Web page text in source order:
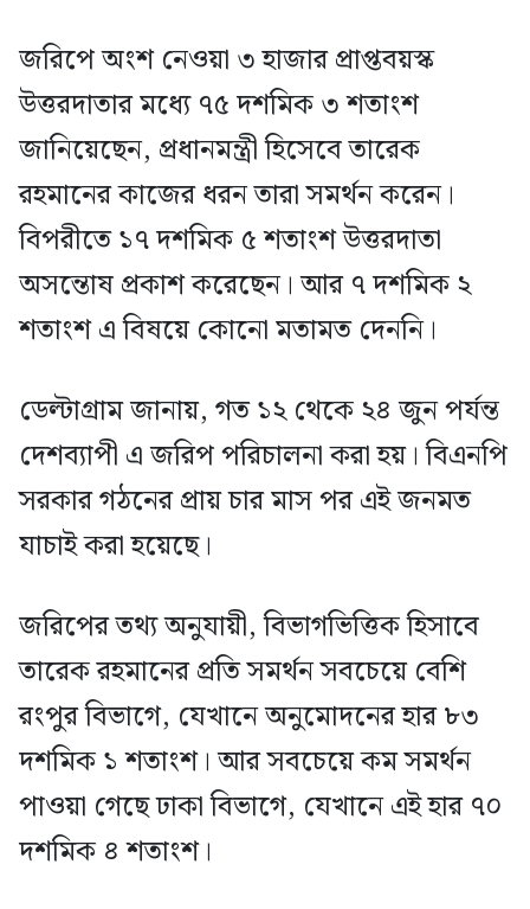
জরিপে অংশ নেওয়া ৩ হাজার প্রাপ্তবয়স্ক
উত্তরদাতার মধ্যে ৭৫ দশমিক ৩ শতাংশ
জানিয়েছেন, প্রধানমন্ত্রী হিসেবে তারেক
রহমানের কাজের ধরন তারা সমর্থন করেন।
বিপরীতে ১৭ দশমিক ৫ শতাংশ উত্তরদাতা
অসন্তোষ প্রকাশ করেছেন। আর ৭ দশমিক ২
শতাংশ এ বিষয়ে কোনো মতামত দেননি।
ডেল্টাগ্রাম জানায়, গত ১২ থেকে ২৪ জুন পর্যন্ত
দেশব্যাপী এ জরিপ পরিচালনা করা হয়। বিএনপি
সরকার গঠনের প্রায় চার মাস পর এই জনমত
যাচাই করা হয়েছে।
জরিপের তথ্য অনুযায়ী, বিভাগভিত্তিক হিসাবে
তারেক রহমানের প্রতি সমর্থন সবচেয়ে বেশি
রংপুর বিভাগে, যেখানে অনুমোদনের হার ৮৩
দশমিক ১ শতাংশ। আর সবচেয়ে কম সমর্থন
পাওয়া গেছে ঢাকা বিভাগে, যেখানে এই হার ৭০
দশমিক ৪ শতাংশ।